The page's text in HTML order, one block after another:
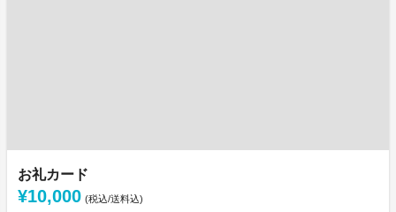
お礼カード
¥10,000 (税込/送料込)